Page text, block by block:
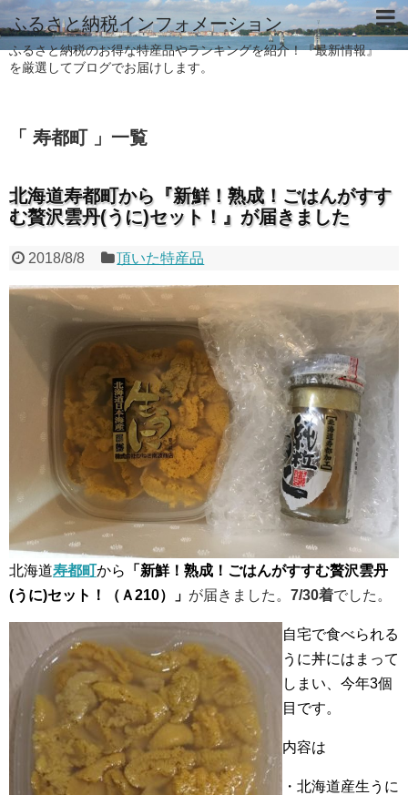
ふるさと納税インフォメーション
ふるさと納税のお得な特産品やランキングを紹介！『最新情報』
を厳選してブログでお届けします。
「 寿都町 」一覧
北海道寿都町から『新鮮！熟成！ごはんがすす
む贅沢雲丹(うに)セット！』が届きました
2018/8/8 頂いた特産品
北海道寿都町から
「新鮮！熟成！ごはんがすすむ贅沢雲丹
(うに)セット！（Ａ210）」 が届きました。 7/30着でした。
自宅で食べられる
うに丼にはまって
しまい、今年3個
目です。
内容は
・北海道産生うに